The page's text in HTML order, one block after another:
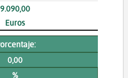
9.090,00
Euros
0,00
%